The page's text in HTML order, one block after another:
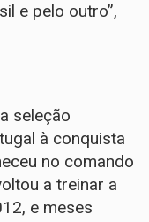
e pelo outro”,
seleção
à conquista
no comando
a treinar a
e meses